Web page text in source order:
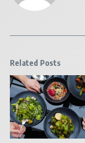
Related Posts